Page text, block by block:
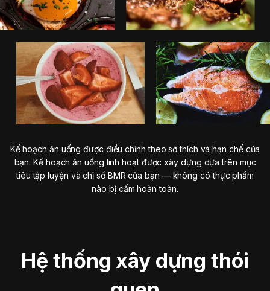
Kế hoạch ăn uống được điều chỉnh theo sở thích và hạn chế của
bạn. Kế hoạch ăn uống linh hoạt được xây dựng dựa trên mục
tiêu tập luyện và chỉ số BMR của bạn — không có thực phẩm
nào bị cấm hoàn toàn.
Hệ thống xây dựng thói